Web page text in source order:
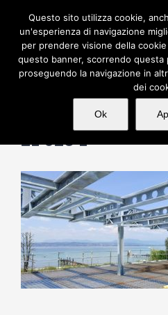
contenuto
21 028 1
Questo sito utilizza cookie,
un'esperienza di navigazione
per prendere visione della
questo banner, scorrendo questa
proseguendo la navigazione in
dei
Ok